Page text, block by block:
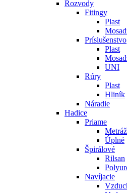
Rozvody
Fitingy
Plast
Príslušenstvo
Plast
UNI
Rúry
Plast
Hliník
Náradie
Hadice
Priame
Metráž
Úplné
Špirálové
Rilsan
Navíjacie